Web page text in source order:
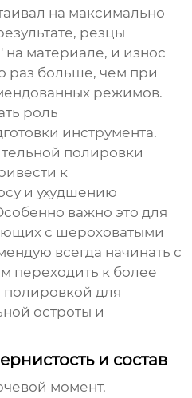
на максимально
резцы
на материале, и износ
раз больше, чем при
режимов.
роль
инструмента.
полировки
к
и ухудшению
важно это для
с шероховатыми
всегда начинать с
переходить к более
полировкой для
остроты и
и состав
момент.